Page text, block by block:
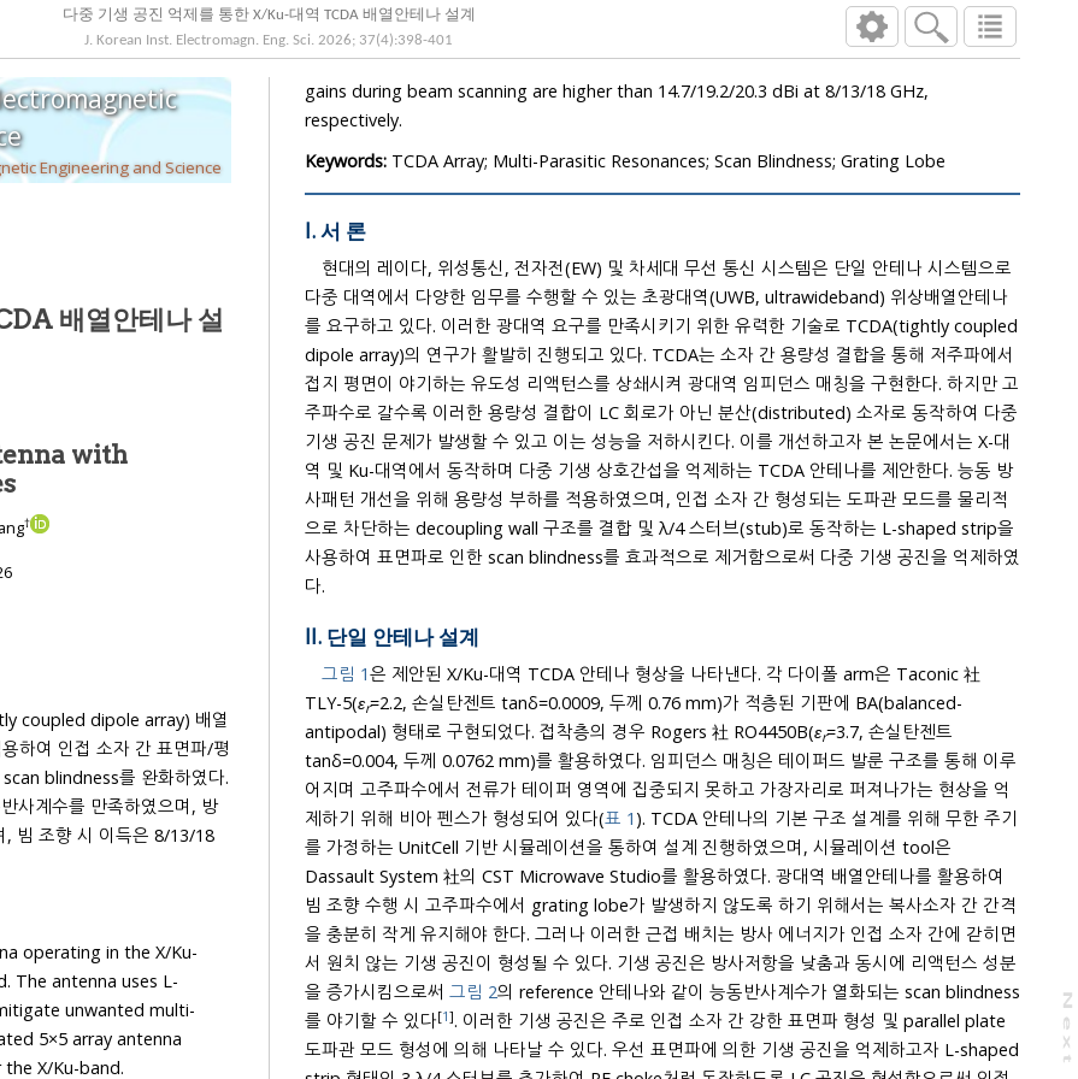
다중 기생 공진 억제를 통한 X/Ku-대역 TCDA 배열안테나 설계
J. Korean Inst. Electromagn. Eng. Sci. 2026; 37(4):398-401
N
e
x
t
a
g
The Korean Institute of Electromagnetic Engineering and Science
배열안테나 설
with
†
coupled dipole array) 배열
in the X/Ku-
uses L-
multi-
gains during beam scanning are higher than 14.7/19.2/20.3 dBi at 8/13/18 GHz,
respectively.
Keywords: TCDA Array; Multi-Parasitic Resonances; Scan Blindness; Grating Lobe
I. 서 론
현대의 레이다, 위성통신, 전자전(EW) 및 차세대 무선 통신 시스템은 단일 안테나 시스템으로
다중 대역에서 다양한 임무를 수행할 수 있는 초광대역(UWB, ultrawideband) 위상배열안테나
를 요구하고 있다. 이러한 광대역 요구를 만족시키기 위한 유력한 기술로 TCDA(tightly coupled
dipole array)의 연구가 활발히 진행되고 있다. TCDA는 소자 간 용량성 결합을 통해 저주파에서
접지 평면이 야기하는 유도성 리액턴스를 상쇄시켜 광대역 임피던스 매칭을 구현한다. 하지만 고
주파수로 갈수록 이러한 용량성 결합이 LC 회로가 아닌 분산(distributed) 소자로 동작하여 다중
기생 공진 문제가 발생할 수 있고 이는 성능을 저하시킨다. 이를 개선하고자 본 논문에서는 X-대
역 및 Ku-대역에서 동작하며 다중 기생 상호간섭을 억제하는 TCDA 안테나를 제안한다. 능동 방
사패턴 개선을 위해 용량성 부하를 적용하였으며, 인접 소자 간 형성되는 도파관 모드를 물리적
으로 차단하는 decoupling wall 구조를 결합 및 λ/4 스터브(stub)로 동작하는 L-shaped strip을
사용하여 표면파로 인한 scan blindness를 효과적으로 제거함으로써 다중 기생 공진을 억제하였
다.
II. 단일 안테나 설계
그림 1은 제안된 X/Ku-대역 TCDA 안테나 형상을 나타낸다. 각 다이폴 arm은 Taconic 社
TLY-5(ɛr=2.2, 손실탄젠트 tanδ=0.0009, 두께 0.76 mm)가 적층된 기판에 BA(balanced-
antipodal) 형태로 구현되었다. 접착층의 경우 Rogers 社 RO4450B(ɛr=3.7, 손실탄젠트
tanδ=0.004, 두께 0.0762 mm)를 활용하였다. 임피던스 매칭은 테이퍼드 발룬 구조를 통해 이루
어지며 고주파수에서 전류가 테이퍼 영역에 집중되지 못하고 가장자리로 퍼져나가는 현상을 억
제하기 위해 비아 펜스가 형성되어 있다(표 1 ). TCDA 안테나의 기본 구조 설계를 위해 무한 주기
를 가정하는 UnitCell 기반 시뮬레이션을 통하여 설계 진행하였으며, 시뮬레이션 tool은
Dassault System 社의 CST Microwave Studio를 활용하였다. 광대역 배열안테나를 활용하여
빔 조향 수행 시 고주파수에서 grating lobe가 발생하지 않도록 하기 위해서는 복사소자 간 간격
을 충분히 작게 유지해야 한다. 그러나 이러한 근접 배치는 방사 에너지가 인접 소자 간에 갇히면
서 원치 않는 기생 공진이 형성될 수 있다. 기생 공진은 방사저항을 낮춤과 동시에 리액턴스 성분
을 증가시킴으로써
그림 2의 reference 안테나와 같이 능동반사계수가 열화되는 scan blindness
를 야기할 수 있다[1]. 이러한 기생 공진은 주로 인접 소자 간 강한 표면파 형성 및 parallel plate
도파관 모드 형성에 의해 나타날 수 있다. 우선 표면파에 의한 기생 공진을 억제하고자 L-shaped